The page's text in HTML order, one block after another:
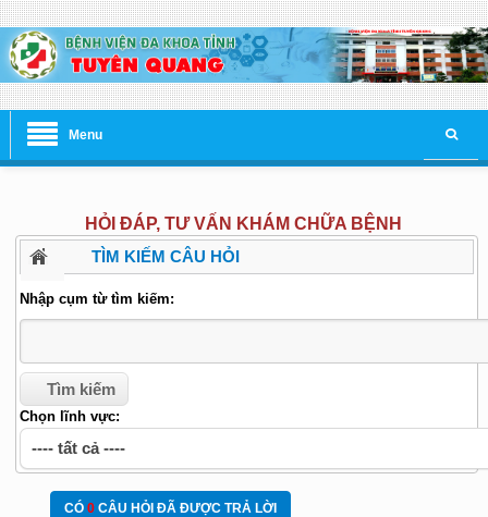
Menu
HỎI ĐÁP, TƯ VẤN KHÁM CHỮA BỆNH
TÌM KIẾM CÂU HỎI
Nhập cụm từ tìm kiếm:
Chọn lĩnh vực:
CÓ 0 CÂU HỎI ĐÃ ĐƯỢC TRẢ LỜI